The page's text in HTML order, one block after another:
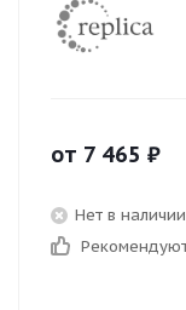
от 7 465 ₽
Нет в наличии